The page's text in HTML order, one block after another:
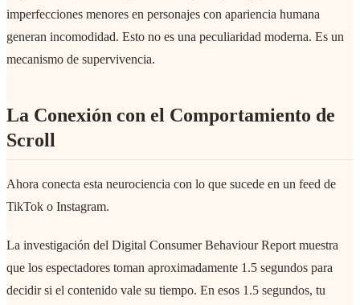
imperfecciones menores en personajes con apariencia humana
generan incomodidad. Esto no es una peculiaridad moderna. Es un
mecanismo de supervivencia.
La Conexión con el Comportamiento de
Scroll
Ahora conecta esta neurociencia con lo que sucede en un feed de
TikTok o Instagram.
La investigación del Digital Consumer Behaviour Report muestra
que los espectadores toman aproximadamente 1.5 segundos para
decidir si el contenido vale su tiempo. En esos 1.5 segundos, tu